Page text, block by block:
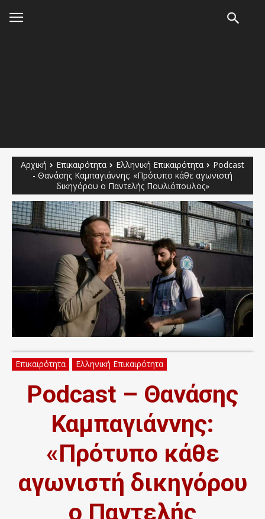
Αρχική Επικαιρότητα Ελληνική Επικαιρότητα
Podcast
- Θανάσης Καμπαγιάννης: «Πρότυπο κάθε αγωνιστή
δικηγόρου ο Παντελής Πουλιόπουλος»
Επικαιρότητα Ελληνική Επικαιρότητα
Podcast – Θανάσης
Καμπαγιάννης:
«Πρότυπο κάθε
αγωνιστή δικηγόρου
ο Παντελής